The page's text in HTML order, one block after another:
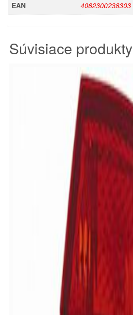
EAN 4082300238303
Súvisiace produkty